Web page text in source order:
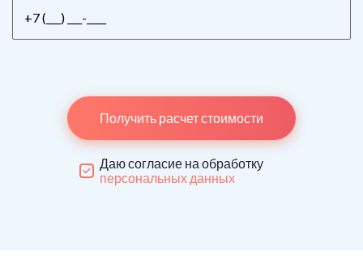
Получить расчет стоимости
Даю согласие на обработку
персональных данных